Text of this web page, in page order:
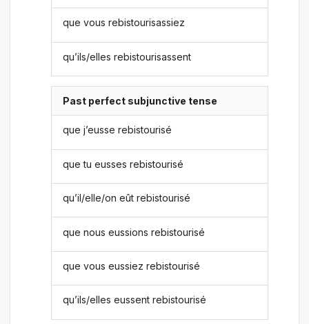
que vous rebistourisassiez
qu’ils/elles rebistourisassent
Past perfect subjunctive tense
que j’eusse rebistourisé
que tu eusses rebistourisé
qu’il/elle/on eût rebistourisé
que nous eussions rebistourisé
que vous eussiez rebistourisé
qu’ils/elles eussent rebistourisé